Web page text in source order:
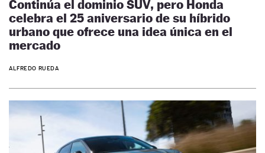
Continúa el dominio SUV, pero Honda
celebra el 25 aniversario de su híbrido
urbano que ofrece una idea única en el
mercado
ALFREDO RUEDA